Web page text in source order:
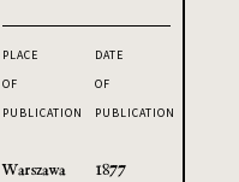
PLACE
OF
PUBLICATION
Warszawa
DATE
OF
PUBLICATION
1877